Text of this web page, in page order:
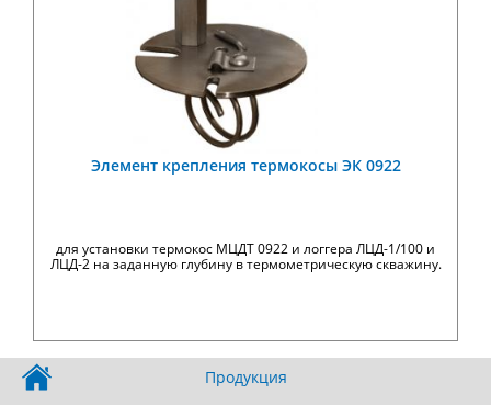
Элемент крепления термокосы ЭК 0922
для установки термокос МЦДТ 0922 и логгера ЛЦД-1/100 и
ЛЦД-2 на заданную глубину в термометрическую скважину.
Продукция